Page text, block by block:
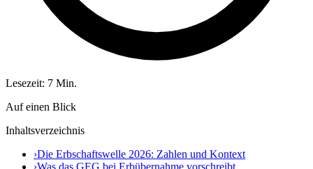
Lesezeit: 7 Min.
Auf einen Blick
Inhaltsverzeichnis
›Die Erbschaftswelle 2026: Zahlen und Kontext
›Was das GEG bei Erbübernahme vorschreibt